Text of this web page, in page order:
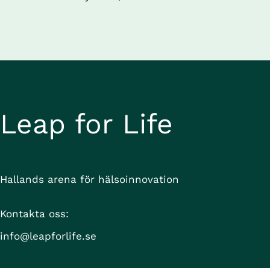
Leap for Life
Hallands arena för hälsoinnovation
Kontakta oss:
info@leapforlife.se